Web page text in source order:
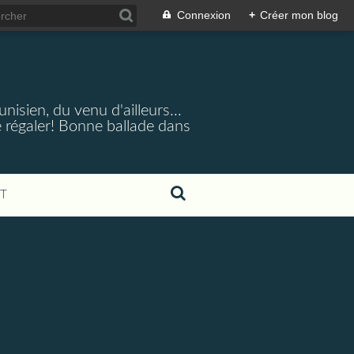
Connexion + Créer mon blog
du venu d'ailleurs...
Bonne ballade dans